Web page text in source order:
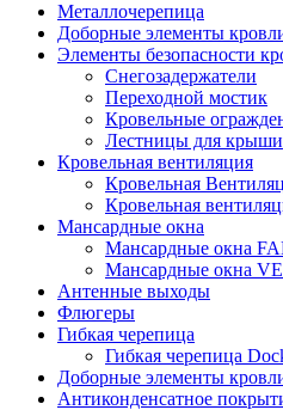
Металлочерепица
Доборные элементы
Элементы безопасности
Снегозадержатели
Переходной мостик
Кровельные
Лестницы для крыши
Кровельная вентиляция
Кровельная
Кровельная
Мансардные окна
Мансардные окна
Мансардные окна
Антенные выходы
Флюгеры
Гибкая черепица
Гибкая черепица
Доборные элементы
Антиконденсатное